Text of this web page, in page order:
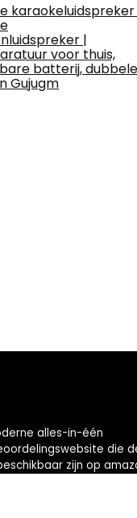
|
voor thuis,
batterij, dubbele
Gujugm
alles-in-één
die
zijn op